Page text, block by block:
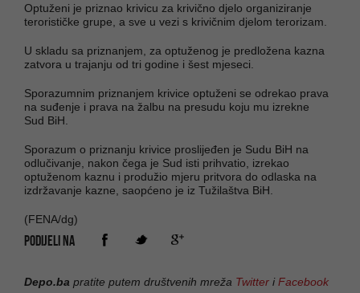
Optuženi je priznao krivicu za krivično djelo organiziranje
terorističke grupe, a sve u vezi s krivičnim djelom terorizam.
U skladu sa priznanjem, za optuženog je predložena kazna
zatvora u trajanju od tri godine i šest mjeseci.
Sporazumnim priznanjem krivice optuženi se odrekao prava
na suđenje i prava na žalbu na presudu koju mu izrekne
Sud BiH.
Sporazum o priznanju krivice proslijeđen je Sudu BiH na
odlučivanje, nakon čega je Sud isti prihvatio, izrekao
optuženom kaznu i produžio mjeru pritvora do odlaska na
izdržavanje kazne, saopćeno je iz Tužilaštva BiH.
(FENA/dg)
PODIJELI NA
Depo.ba pratite putem društvenih mreža Twitter iFacebook